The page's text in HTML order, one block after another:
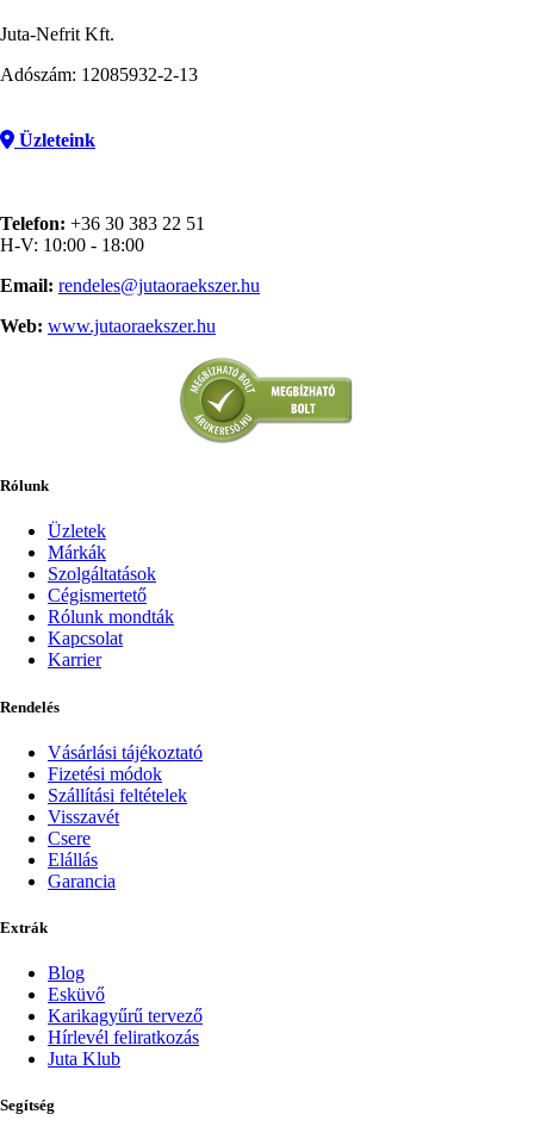
Juta-Nefrit Kft.
Adószám: 12085932-2-13
Üzleteink
Telefon: +36 30 383 22 51
H-V: 10:00 - 18:00
Email: rendeles@jutaoraekszer.hu
Web: www.jutaoraekszer.hu
Rólunk
Üzletek
Márkák
Szolgáltatások
Cégismertető
Rólunk mondták
Kapcsolat
Karrier
Rendelés
Vásárlási tájékoztató
Fizetési módok
Szállítási feltételek
Visszavét
Csere
Elállás
Garancia
Extrák
Blog
Esküvő
Karikagyűrű tervező
Hírlevél feliratkozás
Juta Klub
Segítség